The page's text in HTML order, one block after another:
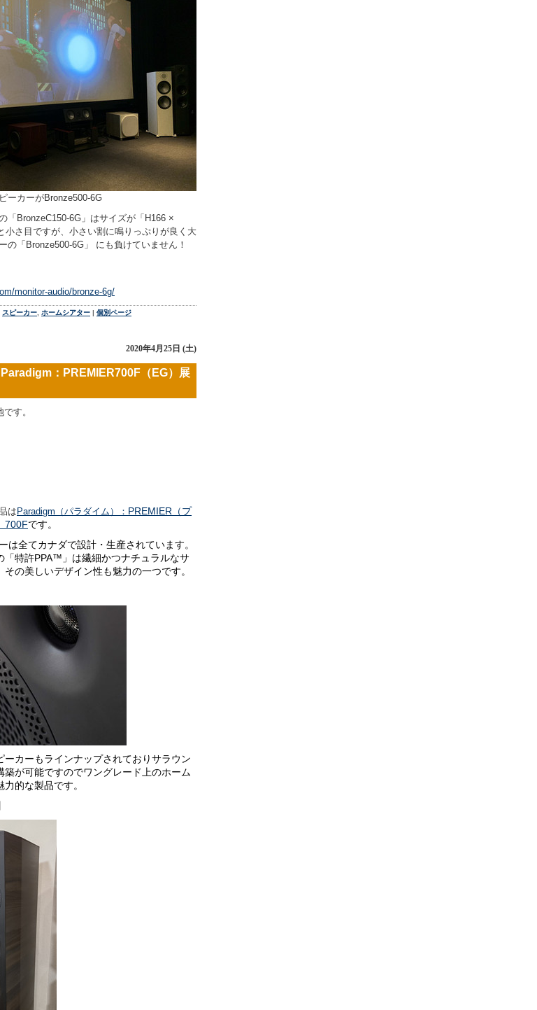
ーカーがBronze500-6G
「BronzeC150-6G」はサイズが「H166 ×
小さ目ですが、小さい割に鳴りっぷりが良く大
の「Bronze500-6G」 にも負けていません！
monitor-audio/bronze-6g/
スピーカー ホームシアター | 個別ページ
2020年4月25日 (土)
Paradigm：PREMIER700F（EG）展
す。
はParadigm（パラダイム）： PREMIER（プ
700Fです。
は全てカナダで設計・生産されています。
「特許PPA™」は繊細かつナチュラルなサ
の美しいデザイン性も魅力の一つです。
ーカーもラインナップされておりサラウン
築が可能ですのでワングレード上のホーム
的な製品です。